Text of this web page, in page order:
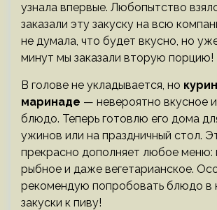
узнала впервые. Любопытство
заказали эту закуску на всю
не думала, что будет вкусно, но
минут мы заказали вторую порцию!
В голове не укладывается, но
маринаде — невероятно вкусное
блюдо. Теперь готовлю его дома
ужинов или на праздничный стол.
прекрасно дополняет любое меню:
рыбное и даже вегетарианское.
рекомендую попробовать блюдо в
закуски к пиву!